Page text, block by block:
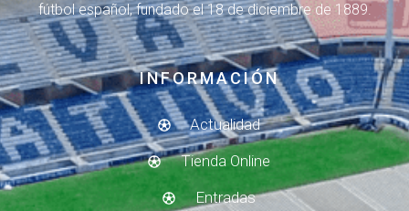
fútbol español, fundado el 18 de diciembre de 1889.
INFORMACIÓN
Actualidad
Tienda Online
Entradas